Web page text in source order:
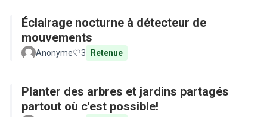
Éclairage nocturne à détecteur de
mouvements
Anonyme 3 Retenue
Planter des arbres et jardins partagés
partout où c'est possible!